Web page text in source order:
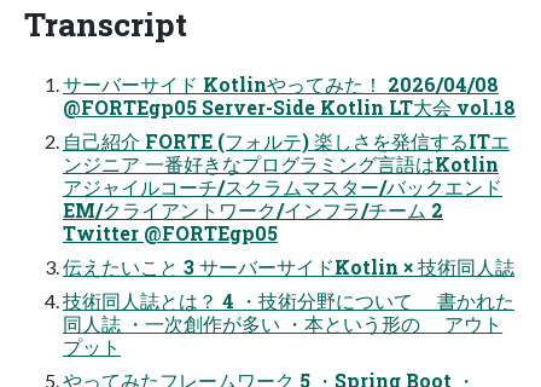
Transcript
サーバーサイド Kotlinやってみた！ 2026/04/08
@FORTEgp05 Server-Side Kotlin LT大会 vol.18
自己紹介 FORTE (フォルテ) 楽しさを発信するITエ
ンジニア 一番好きなプログラミング言語はKotlin
アジャイルコーチ/スクラムマスター/バックエンド
EM/クライアントワーク/インフラ/チーム 2
Twitter @FORTEgp05
伝えたいこと 3 サーバーサイドKotlin × 技術同人誌
技術同人誌とは？ 4 ・技術分野について 書かれた
同人誌 ・一次創作が多い ・本という形の アウト
プット
やってみたフレームワーク 5 ・Spring Boot ・